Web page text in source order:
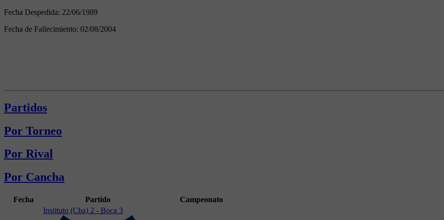
Fecha Despedida: 22/06/1989
Fecha de Fallecimiento: 02/08/2004
Partidos
Por Torneo
Por Rival
Por Cancha
Fecha Partido Campeonato
Instituto (Cba) 2 - Boca 3